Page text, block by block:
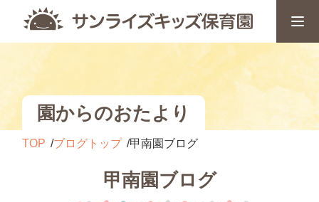
園からのおたより
TOP ブログトップ 甲南園ブログ
甲南園ブログ